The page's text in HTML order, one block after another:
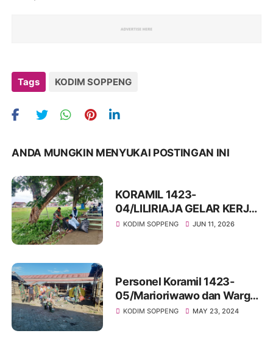
Tags KODIM SOPPENG
ANDA MUNGKIN MENYUKAI POSTINGAN INI
KORAMIL 1423-
04/LILIRIAJA GELAR KERJA
BAKTI BERSAMA DI
KODIM SOPPENG JUN 11, 2026
Personel Koramil 1423-
05/Marioriwawo dan Warga
Serbu Pasar Takalala Untuk
KODIM SOPPENG MAY 23, 2024